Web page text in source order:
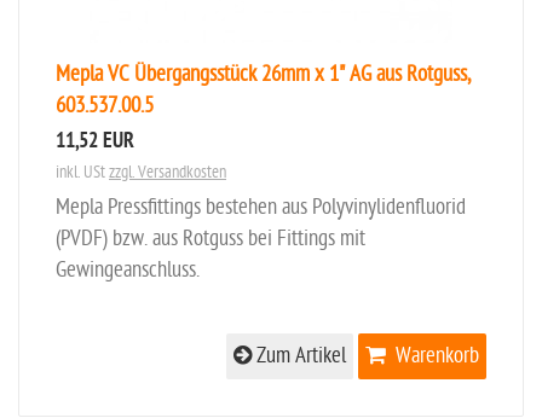
Mepla VC Übergangsstück 26mm x 1" AG aus Rotguss,
603.537.00.5
11,52 EUR
inkl. UStzzgl. Versandkosten
Mepla Pressfittings bestehen aus Polyvinylidenfluorid
(PVDF) bzw. aus Rotguss bei Fittings mit
Gewingeanschluss.
Warenkorb
Zum Artikel